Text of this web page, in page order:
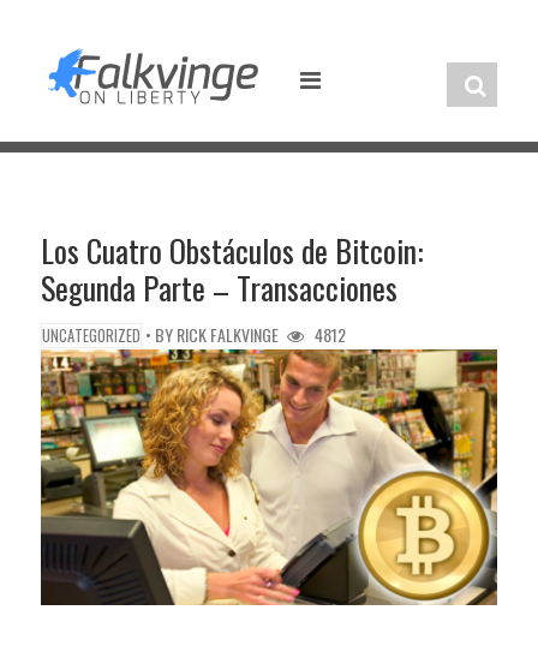
content
Los Cuatro Obstáculos de Bitcoin:
Segunda Parte – Transacciones
UNCATEGORIZED • BYRICK FALKVINGE 4812